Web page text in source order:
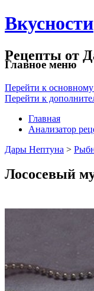
Вкусности
Рецепты от
Главное меню
Перейти к
Перейти к
Главная
Анализатор
Дары Нептуна >
Лососевый